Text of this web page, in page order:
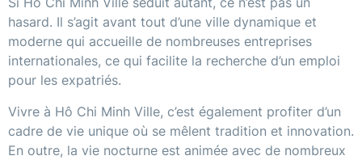
hasard. Il s’agit avant tout d’une ville dynamique et
moderne qui accueille de nombreuses entreprises
internationales, ce qui facilite la recherche d’un emploi
pour les expatriés.
Vivre à Hô Chi Minh Ville, c’est également profiter d’un
cadre de vie unique où se mêlent tradition et innovation.
En outre, la vie nocturne est animée avec de nombreux